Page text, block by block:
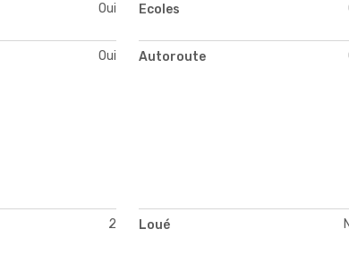
Oui Ecoles
Oui Autoroute
2 Loué